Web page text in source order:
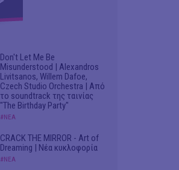
Don't Let Me Be
Misunderstood | Alexandros
Livitsanos, Willem Dafoe,
Czech Studio Orchestra | Από
το soundtrack της ταινίας
"The Birthday Party"
#ΝΕΑ
CRACK THE MIRROR - Art of
Dreaming | Νέα κυκλοφορία
#ΝΕΑ